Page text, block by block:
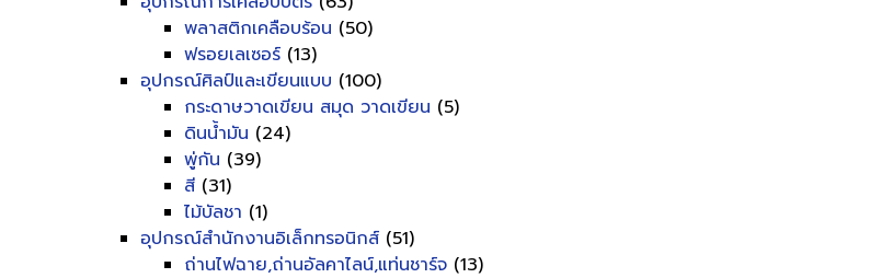
พลาสติกเคลือบร้อน (50)
ฟรอยเลเซอร์ (13)
อุปกรณ์ศิลป์และเขียนแบบ (100)
กระดาษวาดเขียน สมุด วาดเขียน (5)
ดินน้ำมัน (24)
พู่กัน (39)
สี (31)
ไม้บัลชา (1)
อุปกรณ์สำนักงานอิเล็กทรอนิกส์ (51)
ถ่านไฟฉาย,ถ่านอัลคาไลน์,แท่นชาร์จ (13)